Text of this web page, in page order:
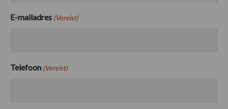
E-mailadres (Vereist)
Telefoon (Vereist)